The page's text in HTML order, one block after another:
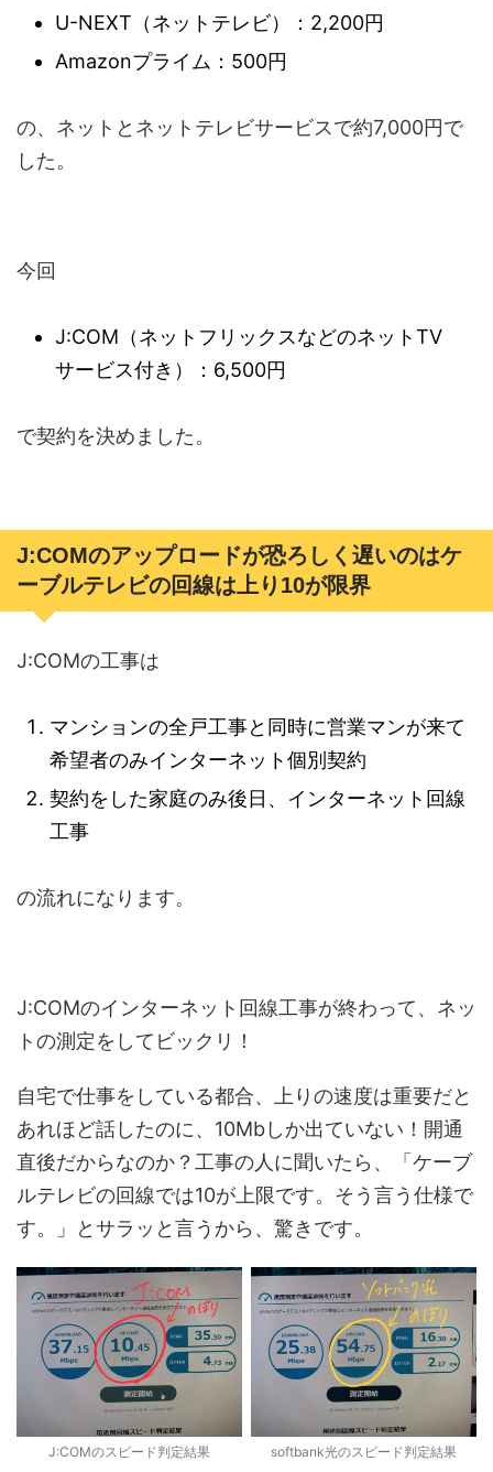
U-NEXT（ネットテレビ）：2,200円
Amazonプライム：500円
の、ネットとネットテレビサービスで約7,000円で
した。
今回
J:COM（ネットフリックスなどのネットTV
サービス付き）：6,500円
で契約を決めました。
J:COMのアップロードが恐ろしく遅いのはケ
ーブルテレビの回線は上り10が限界
J:COMの工事は
マンションの全戸工事と同時に営業マンが来て
希望者のみインターネット個別契約
契約をした家庭のみ後日、インターネット回線
工事
の流れになります。
J:COMのインターネット回線工事が終わって、ネッ
トの測定をしてビックリ！
自宅で仕事をしている都合、上りの速度は重要だと
あれほど話したのに、10Mbしか出ていない！開通
直後だからなのか？工事の人に聞いたら、「ケーブ
ルテレビの回線では10が上限です。そう言う仕様で
す。」とサラッと言うから、驚きです。
J:COMのスピード判定結果 softbank光のスピード判定結果